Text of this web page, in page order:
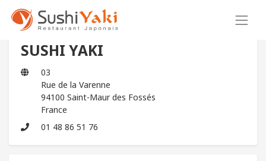
SUSHI YAKI
03
Rue de la Varenne
94100 Saint-Maur des Fossés
France
01 48 86 51 76